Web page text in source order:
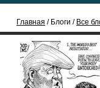
Главная / Блоги / Все